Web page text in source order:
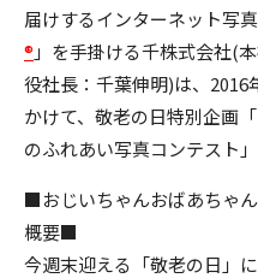
届けするインターネット写
® 」を手掛ける千株式会社(
役社長：千葉伸明)は、2016
かけて、敬老の日特別企画
のふれあい写真コンテスト」
■おじいちゃんおばあちゃ
概要■
今週末迎える「敬老の日」